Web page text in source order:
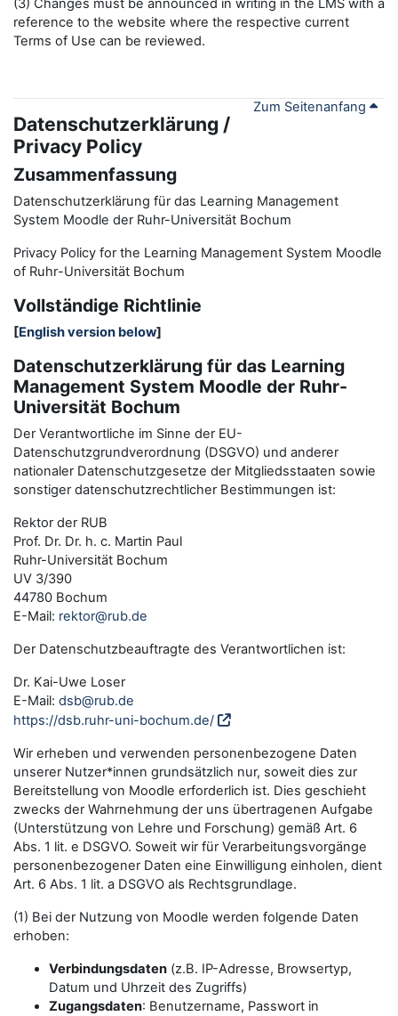
(3) Changes must be announced in writing in the LMS with a
reference to the website where the respective current
Terms of Use can be reviewed.
Zum Seitenanfang
Datenschutzerklärung /
Privacy Policy
Zusammenfassung
Datenschutzerklärung für das Learning Management
System Moodle der Ruhr-Universität Bochum
Privacy Policy for the Learning Management System Moodle
of Ruhr-Universität Bochum
Vollständige Richtlinie
[English version below]
Datenschutzerklärung für das Learning
Management System Moodle der Ruhr-
Universität Bochum
Der Verantwortliche im Sinne der EU-
Datenschutzgrundverordnung (DSGVO) und anderer
nationaler Datenschutzgesetze der Mitgliedsstaaten sowie
sonstiger datenschutzrechtlicher Bestimmungen ist:
Rektor der RUB
Prof. Dr. Dr. h. c. Martin Paul
Ruhr-Universität Bochum
UV 3/390
44780 Bochum
E-Mail: rektor@rub.de
Der Datenschutzbeauftragte des Verantwortlichen ist:
Dr. Kai-Uwe Loser
E-Mail: dsb@rub.de
https://dsb.ruhr-uni-bochum.de/
Wir erheben und verwenden personenbezogene Daten
unserer Nutzer*innen grundsätzlich nur, soweit dies zur
Bereitstellung von Moodle erforderlich ist. Dies geschieht
zwecks der Wahrnehmung der uns übertragenen Aufgabe
(Unterstützung von Lehre und Forschung) gemäß Art. 6
Abs. 1 lit. e DSGVO. Soweit wir für Verarbeitungsvorgänge
personenbezogener Daten eine Einwilligung einholen, dient
Art. 6 Abs. 1 lit. a DSGVO als Rechtsgrundlage.
(1) Bei der Nutzung von Moodle werden folgende Daten
erhoben:
Verbindungsdaten (z.B. IP-Adresse, Browsertyp,
Datum und Uhrzeit des Zugriffs)
Zugangsdaten: Benutzername, Passwort in